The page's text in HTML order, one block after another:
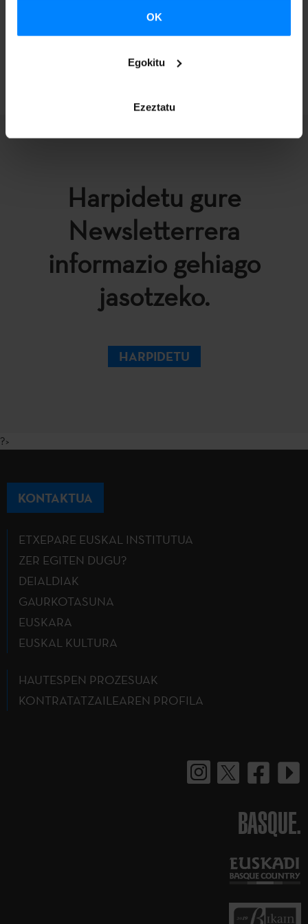
OK
Egokitu
Ezeztatu
Informazio gehiago:http://bit.ly/1jwdXyO
Harpidetu gure
Newsletterrera
informazio gehiago
jasotzeko.
HARPIDETU
?>
KONTAKTUA
ETXEPARE EUSKAL INSTITUTUA
ZER EGITEN DUGU?
DEIALDIAK
GAURKOTASUNA
EUSKARA
EUSKAL KULTURA
HAUTESPEN PROZESUAK
KONTRATATZAILEAREN PROFILA
BASQUE.